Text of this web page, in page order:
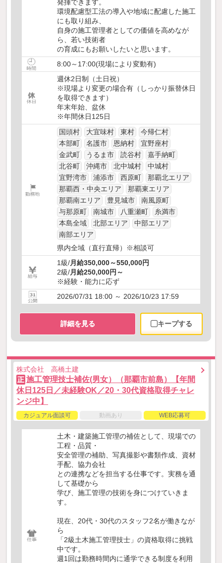
発揮できます。
環境配慮型工法の導入や地域に配慮した施工
にも取り組み、
自身の施工管理者としての価値を高めなが
ら、若い技術者
の育成にもお願いしたいと思います。
8:00～17:00(現場により変動有)
週休2日制（土日祝）
※現場より変更の場合有（しっかり振替休日
を取得できます）
年末年始、盆休
※年間休日125日
国頭村
大宜味村 東村
今帰仁村
本部町
名護市 恩納村
宜野座村
金武町
うるま市 読谷村
嘉手納町
北谷町
沖縄市 北中城村
中城村
宜野湾市
浦添市 西原町
那覇北エリア
那覇西・中央エリア
那覇東エリア
那覇南エリア
豊見城市
南風原町
与那原町
南城市 八重瀬町
糸満市
本島全域
北部エリア
中部エリア
南部エリア
県内全域（直行直帰）※相談可
1級/月給350,000～550,000円
2級/月給250,000円～
※経験・能力に応ず
2026/07/31 18:00 ～ 2026/10/23 17:59
詳細を見る キープする
株式会社 高橋土建
正 施工管理技士補佐(男女）（那覇市前島）【年間
休日125日／未経験OK／20・30代資格取得チャレ
ンジ中】
カジュアル面談可 動画あり WEB応募可
土木・建築施工管理の補佐として、現場での
工程・品質・
安全管理の補助、写真撮影や書類作成、資材
手配、協力会社
との連携などを担当する仕事です。実務を通
して基礎から
学び、施工管理の技術を身につけていきま
す。
現在、20代・30代のスタッフ2名が働きなが
ら
「2級土木施工管理技士」の資格取得に挑戦
中です。
週1回は勤務時間内に通学できる制度を利用